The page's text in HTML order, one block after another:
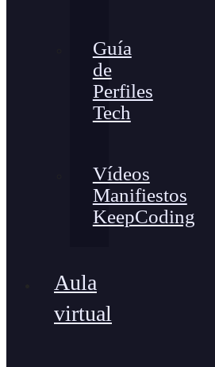
Guía
de
Perfiles
Tech
Vídeos
Manifiestos
KeepCoding
Aula
virtual